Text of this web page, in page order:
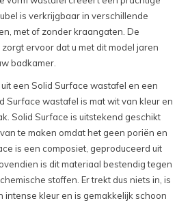
is verkrijgbaar in verschillende
met of zonder kraangaten. De
ervoor dat u met dit model jaren
badkamer.
een Solid Surface wastafel en een
Surface wastafel is mat wit van kleur en
Solid Surface is uitstekend geschikt
te maken omdat het geen poriën en
is een composiet, geproduceerd uit
is dit materiaal bestendig tegen
stoffen. Er trekt dus niets in, is
intense kleur en is gemakkelijk schoon